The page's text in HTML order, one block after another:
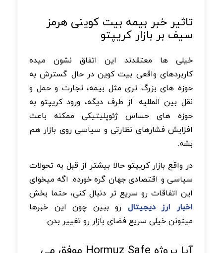
تاثیر خبر بیمه بیت کوینی هرمز
سیف بر بازار کریپتو
خیلی ها معتقدند این اتفاق نشون میده
کاربردهای واقعی بیت کوین در حال گسترش به
حوزه های بزرگ تری مثل بیمه، تجارت و حمل و
نقل بین المللیه. از طرف دیگه، ورود کریپتو به
حوزه های حساس ژئوپلیتیکی ممکنه باعث
افزایش فشارهای نظارتی و سیاسی روی بازار هم
بشه.
در واقع بازار کریپتو حالا بیشتر از قبل به تحولات
سیاسی و اقتصادی جهان گره خورده. اگه میخوای
این اتفاقات رو سریع تر دنبال کنی، حتما بخش
اخبار ارز دیجیتال رو ببین چون این خبرها
میتونن خیلی سریع فضای بازار رو تغییر بدن.